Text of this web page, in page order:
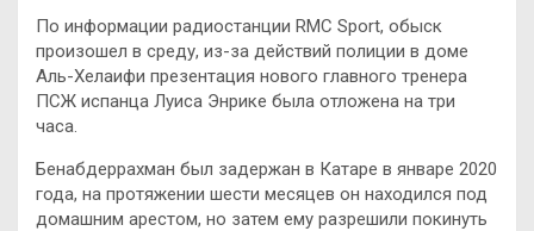
По информации радиостанции RMC Sport, обыск
произошел в среду, из-за действий полиции в доме
Аль-Хелаифи презентация нового главного тренера
ПСЖ испанца Луиса Энрике была отложена на три
часа.
Бенабдеррахман был задержан в Катаре в январе 2020
года, на протяжении шести месяцев он находился под
домашним арестом, но затем ему разрешили покинуть